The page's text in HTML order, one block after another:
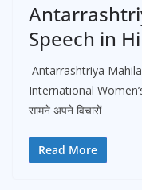
Speech in
Antarrashtriya
International
सामने अपने विचारों
Read More